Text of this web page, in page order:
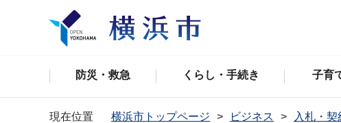
防災・救急 くらし・手続き 子育
現在位置 横浜市トップページ ビジネス 入札・契